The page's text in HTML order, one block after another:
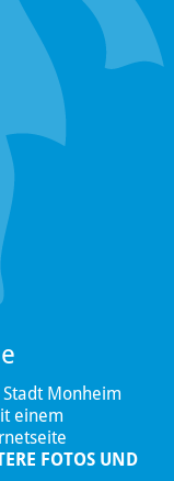
Monheim
einem
FOTOS UND